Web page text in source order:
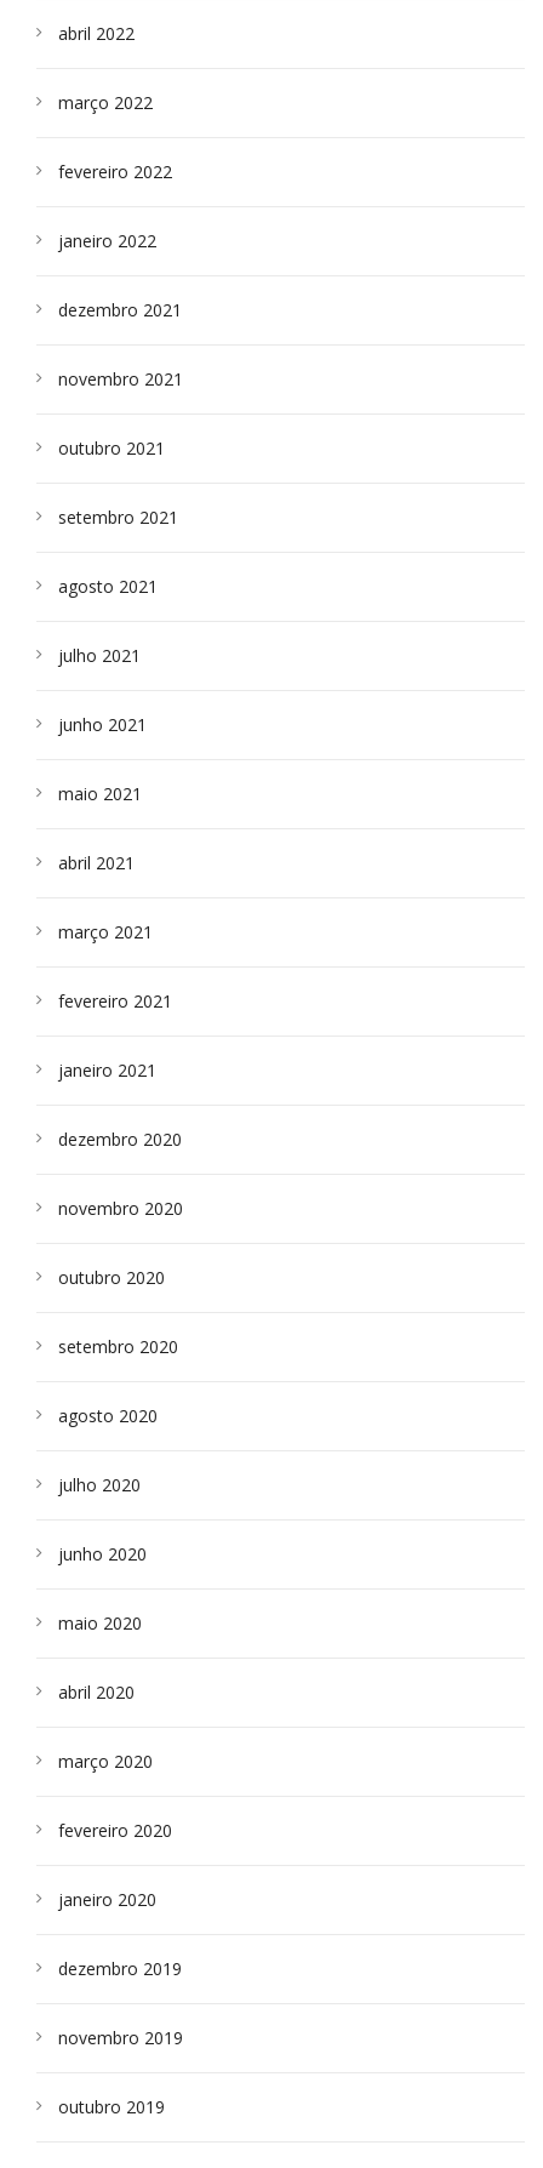
abril 2022
março 2022
fevereiro 2022
janeiro 2022
dezembro 2021
novembro 2021
outubro 2021
setembro 2021
agosto 2021
julho 2021
junho 2021
maio 2021
abril 2021
março 2021
fevereiro 2021
janeiro 2021
dezembro 2020
novembro 2020
outubro 2020
setembro 2020
agosto 2020
julho 2020
junho 2020
maio 2020
abril 2020
março 2020
fevereiro 2020
janeiro 2020
dezembro 2019
novembro 2019
outubro 2019